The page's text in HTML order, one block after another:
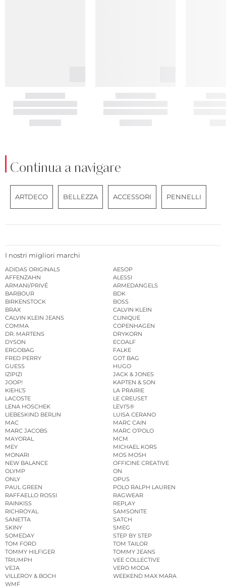
Continua a navigare
ARTDECO BELLEZZA ACCESSORI PENNELLI
I nostri migliori marchi
ADIDAS ORIGINALS
AESOP
AFFENZAHN
ALESSI
ARMANI/PRIVÉ
ARMEDANGELS
BARBOUR
BDK
BIRKENSTOCK
BOSS
BRAX
CALVIN KLEIN
CALVIN KLEIN JEANS
CLINIQUE
COMMA
COPENHAGEN
DR. MARTENS
DRYKORN
DYSON
ECOALF
ERGOBAG
FALKE
FRED PERRY
GOT BAG
GUESS
HUGO
IZIPIZI
JACK & JONES
JOOP!
KAPTEN & SON
KIEHL’S
LA PRAIRIE
LACOSTE
LE CREUSET
LENA HOSCHEK
LEVI’S®
LIEBESKIND BERLIN
LUISA CERANO
MAC
MARC CAIN
MARC JACOBS
MARC O’POLO
MAYORAL
MCM
MEY
MICHAEL KORS
MONARI
MOS MOSH
NEW BALANCE
OFFICINE CREATIVE
OLYMP
ON
ONLY
OPUS
PAUL GREEN
POLO RALPH LAUREN
RAFFAELLO ROSSI
RAGWEAR
RAINKISS
REPLAY
RICHROYAL
SAMSONITE
SANETTA
SATCH
SKINY
SMEG
SOMEDAY
STEP BY STEP
TOM FORD
TOM TAILOR
TOMMY HILFIGER
TOMMY JEANS
TRIUMPH
VEE COLLECTIVE
VEJA
VERO MODA
VILLEROY & BOCH
WEEKEND MAX MARA
WMF